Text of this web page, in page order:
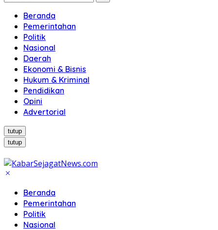
Beranda
Pemerintahan
Politik
Nasional
Daerah
Ekonomi & Bisnis
Hukum & Kriminal
Pendidikan
Opini
Advertorial
tutup
tutup
Beranda
Pemerintahan
Politik
Nasional